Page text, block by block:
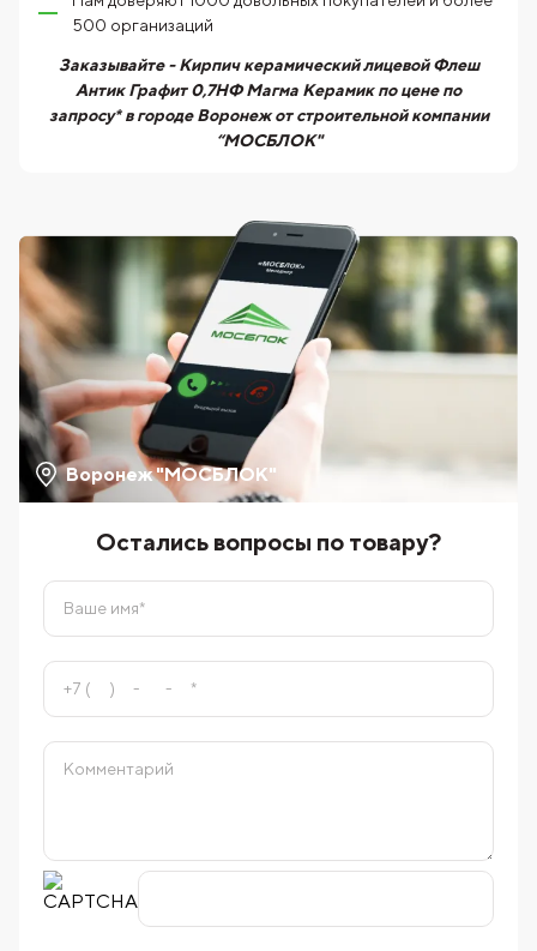
500 организаций
Заказывайте - Кирпич керамический лицевой Флеш
Антик Графит 0,7НФ Магма Керамик по цене по
запросу* в городе Воронеж от строительной компании
“МОСБЛОК"
Воронеж "МОСБЛОК"
Остались вопросы по товару?